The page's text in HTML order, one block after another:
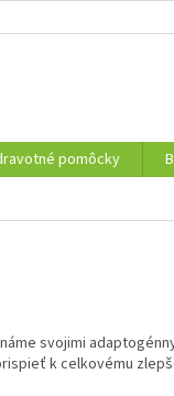
pomôcky
svojimi
k celkovému